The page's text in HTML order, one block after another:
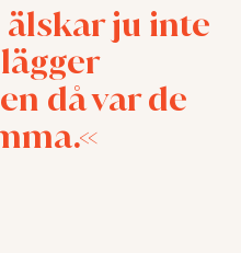
ju inte
då var de